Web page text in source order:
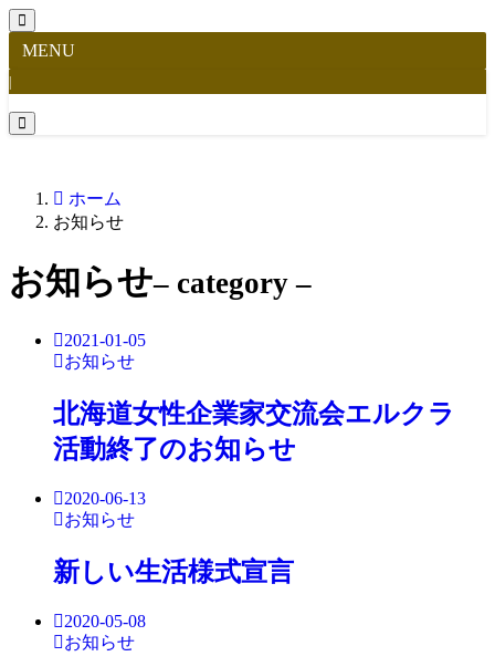
MENU
ホーム
お知らせ
お知らせ– category –
2021-01-05
お知らせ
北海道女性企業家交流会エルクラ
活動終了のお知らせ
2020-06-13
お知らせ
新しい生活様式宣言
2020-05-08
お知らせ